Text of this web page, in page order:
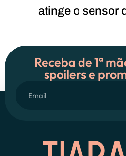
atinge o sensor
Receba de 1ª
spoilers e